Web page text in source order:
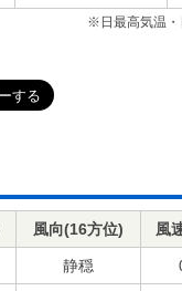
※日最高気温・
風向(16方位) 風
静穏